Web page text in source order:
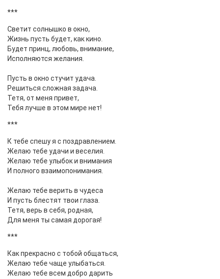
***
Светит солнышко в окно,
Жизнь пусть будет, как кино.
Будет принц, любовь, внимание,
Исполняются желания.
Пусть в окно стучит удача.
Решиться сложная задача.
Тетя, от меня привет,
Тебя лучше в этом мире нет!
***
К тебе спешу я с поздравлением.
Желаю тебе удачи и веселия.
Желаю тебе улыбок и внимания
И полного взаимопонимания.
Желаю тебе верить в чудеса
И пусть блестят твои глаза.
Тетя, верь в себя, родная,
Для меня ты самая дорогая!
***
Как прекрасно с тобой общаться,
Желаю тебе чаще улыбаться.
Желаю тебе всем добро дарить